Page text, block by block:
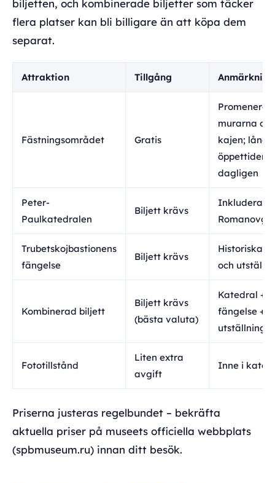
biljetten, och kombinerade biljetter som täcker
flera platser kan bli billigare än att köpa dem
separat.
Attraktion Tillgång
Fästningsområdet Gratis
Promenera
murarna och
kajen; långa
öppettider
dagligen
Peter-
Paulkatedralen
Biljett krävs
Inkluderar
Trubetskojbastionens
fängelse
Biljett krävs
Historiska
och
Kombinerad biljett
Biljett krävs
(bästa valuta)
Katedral +
fängelse +
utställningar
Fototillstånd
Liten extra
avgift
Inne i
Priserna justeras regelbundet – bekräfta
aktuella priser på museets officiella webbplats
(spbmuseum.ru) innan ditt besök.